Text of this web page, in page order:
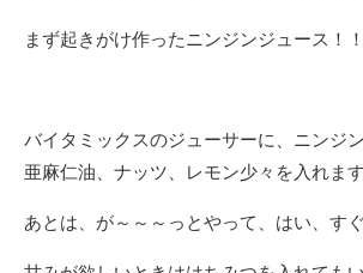
まず起きがけ作ったニンジンジュース！！
バイタミックスのジューサーに、ニンジ
亜麻仁油、ナッツ、レモン少々を入れます
あとは、が～～～っとやって、はい、す